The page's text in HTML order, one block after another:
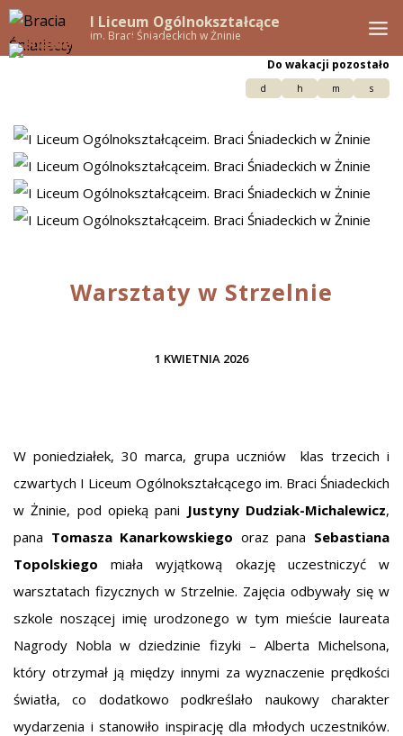
I Liceum Ogólnokształcące
im. Braci Śniadeckich w Żninie
Do wakacji pozostało
d h m s
Warsztaty w Strzelnie
1 KWIETNIA 2026
W poniedziałek, 30 marca, grupa uczniów klas trzecich i
czwartych I Liceum Ogólnokształcącego im. Braci Śniadeckich
w Żninie, pod opieką pani Justyny Dudziak-Michalewicz,
pana Tomasza Kanarkowskiego oraz pana Sebastiana
Topolskiego miała wyjątkową okazję uczestniczyć w
warsztatach fizycznych w Strzelnie. Zajęcia odbywały się w
szkole noszącej imię urodzonego w tym mieście laureata
Nagrody Nobla w dziedzinie fizyki – Alberta Michelsona,
który otrzymał ją między innymi za wyznaczenie prędkości
światła, co dodatkowo podkreślało naukowy charakter
wydarzenia i stanowiło inspirację dla młodych uczestników.